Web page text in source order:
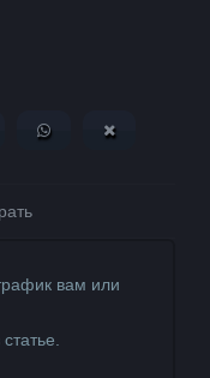
ВКонтакте
Поделиться в
Поделиться в
вам или